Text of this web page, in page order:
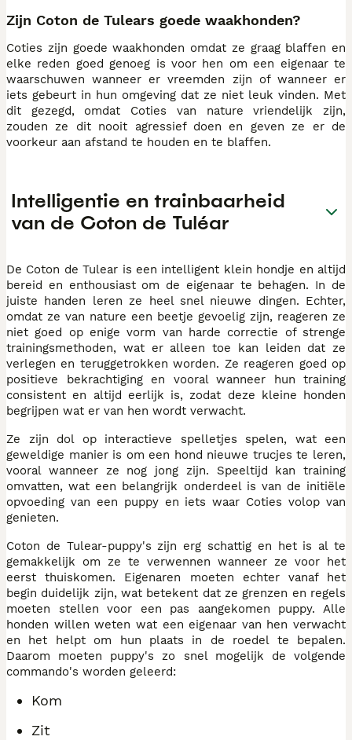
Zijn Coton de Tulears goede waakhonden?
Coties zijn goede waakhonden omdat ze graag blaffen en
elke reden goed genoeg is voor hen om een eigenaar te
waarschuwen wanneer er vreemden zijn of wanneer er
iets gebeurt in hun omgeving dat ze niet leuk vinden. Met
dit gezegd, omdat Coties van nature vriendelijk zijn,
zouden ze dit nooit agressief doen en geven ze er de
voorkeur aan afstand te houden en te blaffen.
Intelligentie en trainbaarheid
van de Coton de Tuléar
De Coton de Tulear is een intelligent klein hondje en altijd
bereid en enthousiast om de eigenaar te behagen. In de
juiste handen leren ze heel snel nieuwe dingen. Echter,
omdat ze van nature een beetje gevoelig zijn, reageren ze
niet goed op enige vorm van harde correctie of strenge
trainingsmethoden, wat er alleen toe kan leiden dat ze
verlegen en teruggetrokken worden. Ze reageren goed op
positieve bekrachtiging en vooral wanneer hun training
consistent en altijd eerlijk is, zodat deze kleine honden
begrijpen wat er van hen wordt verwacht.
Ze zijn dol op interactieve spelletjes spelen, wat een
geweldige manier is om een hond nieuwe trucjes te leren,
vooral wanneer ze nog jong zijn. Speeltijd kan training
omvatten, wat een belangrijk onderdeel is van de initiële
opvoeding van een puppy en iets waar Coties volop van
genieten.
Coton de Tulear-puppy's zijn erg schattig en het is al te
gemakkelijk om ze te verwennen wanneer ze voor het
eerst thuiskomen. Eigenaren moeten echter vanaf het
begin duidelijk zijn, wat betekent dat ze grenzen en regels
moeten stellen voor een pas aangekomen puppy. Alle
honden willen weten wat een eigenaar van hen verwacht
en het helpt om hun plaats in de roedel te bepalen.
Daarom moeten puppy's zo snel mogelijk de volgende
commando's worden geleerd:
Kom
Zit